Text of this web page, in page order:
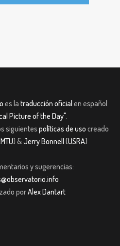
es la traducción oficial en español
Picture of the Day".
siguientes políticas de uso creado
MTU) &Jerry Bonnell (USRA)
y sugerencias:
porAlex Dantart